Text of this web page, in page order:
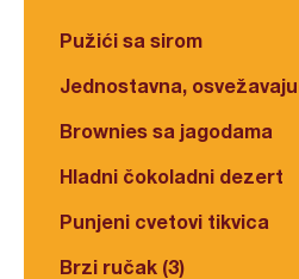
Pužići sa sirom
Jednostavna,
Brownies sa jagodama
Hladni čokoladni dezert
Punjeni cvetovi tikvica
Brzi ručak (3)